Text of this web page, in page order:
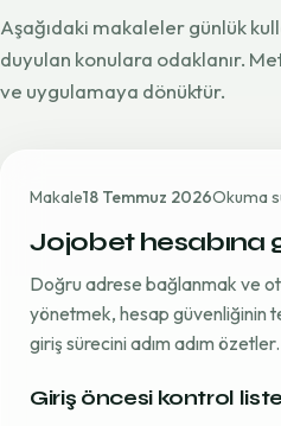
Aşağıdaki makaleler günlük
duyulan konulara odaklanır.
ve uygulamaya dönüktür.
Makale18 Temmuz 2026Okuma
Jojobet hesabına
Doğru adrese bağlanmak ve
yönetmek, hesap güvenliğinin
giriş sürecini adım adım özetler.
Giriş öncesi kontrol